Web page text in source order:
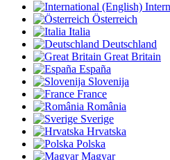
Österreich
Italia
Deutschland
Great Britain
España
Slovenija
France
România
Sverige
Hrvatska
Polska
Magyar